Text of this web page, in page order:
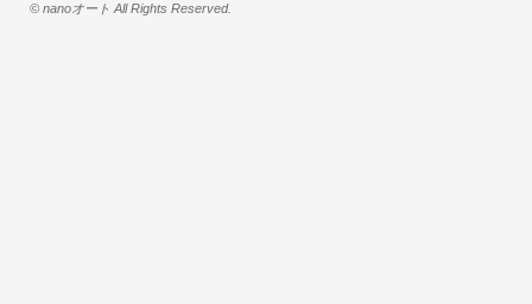
© nanoオート All Rights Reserved.